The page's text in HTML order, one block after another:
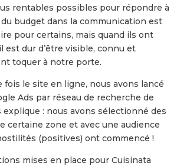
rentables possibles pour répondre à
budget dans la communication est
pour certains, mais quand ils ont
est dur d’être visible, connu et
toquer à notre porte.
fois le site en ligne, nous avons lancé
Ads par réseau de recherche de
explique : nous avons sélectionné des
certaine zone et avec une audience
(positives) ont commencé !
mises en place pour Cuisinata